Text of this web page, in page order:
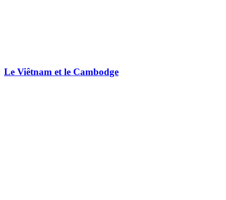
Le Viêtnam et le Cambodge